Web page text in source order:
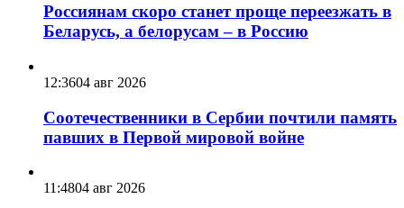
Россиянам скоро станет проще переезжать в
Беларусь, а белорусам – в Россию
12:3604 авг 2026
Соотечественники в Сербии почтили память
павших в Первой мировой войне
11:4804 авг 2026